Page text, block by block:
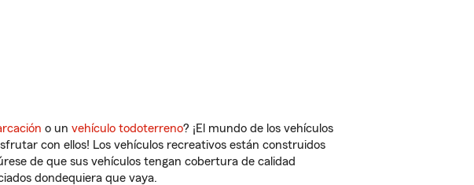
o un vehículo todoterreno? ¡El mundo de los vehículos
con ellos! Los vehículos recreativos están construidos
de que sus vehículos tengan cobertura de calidad
dondequiera que vaya.